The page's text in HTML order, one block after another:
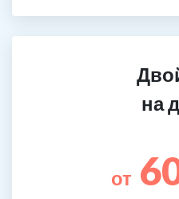
на
от